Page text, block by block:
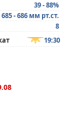
39 - 88%
685 - 686 мм рт.ст.
8
19:30